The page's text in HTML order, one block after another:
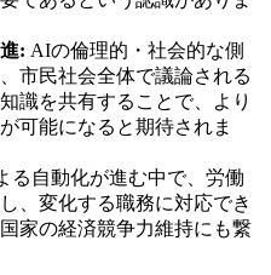
: AIの倫理的・社会的な側
市民社会全体で議論される
識を共有することで、より
可能になると期待されま
る自動化が進む中で、労働
、変化する職務に対応でき
家の経済競争力維持にも繋